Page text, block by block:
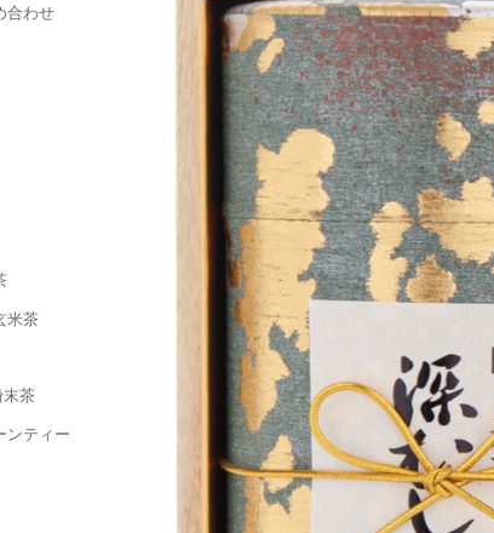
合わせ
米茶
茶
ンティー